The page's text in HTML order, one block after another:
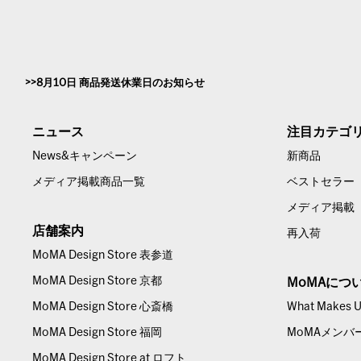
8月10日 商品発送休業日のお知らせ
ニュース
News&キャンペーン
メディア掲載商品一覧
店舗案内
MoMA Design Store 表参道
MoMA Design Store 京都
MoMA Design Store 心斎橋
MoMA Design Store 福岡
MoMA Design Store at ロフト
注目カテゴ
新商品
ベストセラー
メディア掲載
再入荷
MoMAにつ
What Makes
MoMAメンバ